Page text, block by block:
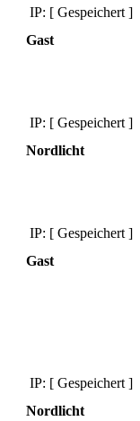
IP: [ Gespeichert ]
Gast
IP: [ Gespeichert ]
Nordlicht
IP: [ Gespeichert ]
Gast
IP: [ Gespeichert ]
Nordlicht